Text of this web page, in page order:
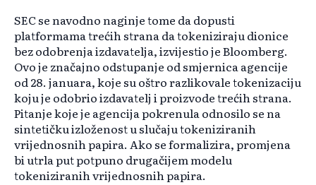
SEC se navodno naginje tome da dopusti
platformama trećih strana da tokeniziraju dionice
bez odobrenja izdavatelja, izvijestio je Bloomberg.
Ovo je značajno odstupanje od smjernica agencije
od 28. januara, koje su oštro razlikovale tokenizaciju
koju je odobrio izdavatelj i proizvode trećih strana.
Pitanje koje je agencija pokrenula odnosilo se na
sintetičku izloženost u slučaju tokeniziranih
vrijednosnih papira. Ako se formalizira, promjena
bi utrla put potpuno drugačijem modelu
tokeniziranih vrijednosnih papira.